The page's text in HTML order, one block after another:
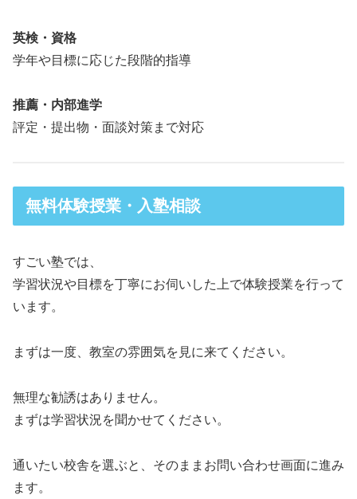
英検・資格
学年や目標に応じた段階的指導
推薦・内部進学
評定・提出物・面談対策まで対応
無料体験授業・入塾相談
すごい塾では、
学習状況や目標を丁寧にお伺いした上で体験授業を行って
います。
まずは一度、教室の雰囲気を見に来てください。
無理な勧誘はありません。
まずは学習状況を聞かせてください。
通いたい校舎を選ぶと、そのままお問い合わせ画面に進み
ます。